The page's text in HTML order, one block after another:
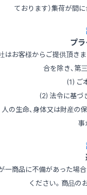
ております）集荷が間
プ
はお客様からご提供頂き
合を除き、第
(1) ご
(2) 法令に基づ
の生命、身体又は財産の
事
一商品に不備があった場
ください。商品の